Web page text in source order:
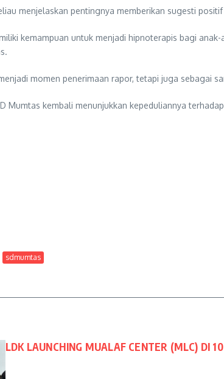
menjelaskan pentingnya memberikan sugesti
kemampuan untuk menjadi hipnoterapis bagi
momen penerimaan rapor, tetapi juga sebagai
Mumtas kembali menunjukkan kepeduliannya
sdmumtas
LDK LAUNCHING MUALAF CENTER (MLC) DI